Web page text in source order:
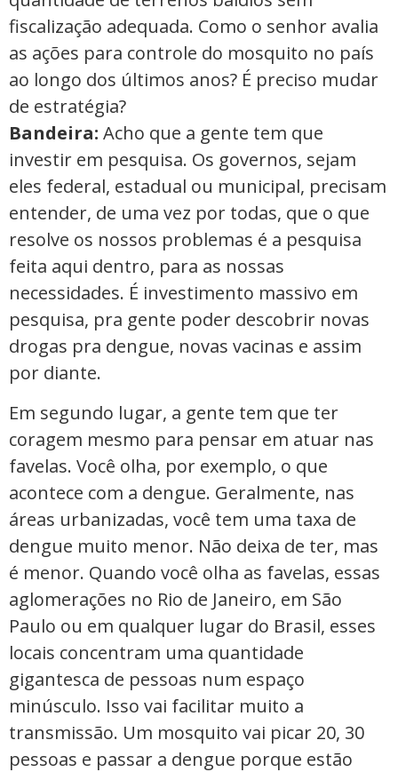
fiscalização adequada. Como o senhor avalia
as ações para controle do mosquito no país
ao longo dos últimos anos? É preciso mudar
de estratégia?
Bandeira: Acho que a gente tem que
investir em pesquisa. Os governos, sejam
eles federal, estadual ou municipal, precisam
entender, de uma vez por todas, que o que
resolve os nossos problemas é a pesquisa
feita aqui dentro, para as nossas
necessidades. É investimento massivo em
pesquisa, pra gente poder descobrir novas
drogas pra dengue, novas vacinas e assim
por diante.
Em segundo lugar, a gente tem que ter
coragem mesmo para pensar em atuar nas
favelas. Você olha, por exemplo, o que
acontece com a dengue. Geralmente, nas
áreas urbanizadas, você tem uma taxa de
dengue muito menor. Não deixa de ter, mas
é menor. Quando você olha as favelas, essas
aglomerações no Rio de Janeiro, em São
Paulo ou em qualquer lugar do Brasil, esses
locais concentram uma quantidade
gigantesca de pessoas num espaço
minúsculo. Isso vai facilitar muito a
transmissão. Um mosquito vai picar 20, 30
pessoas e passar a dengue porque estão